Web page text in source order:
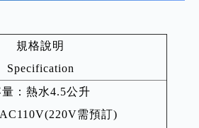
規格說明
Specification
：熱水4.5公升
需預訂)